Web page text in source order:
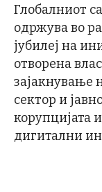
Глобалниот
одржува во
јубилеј на
отворена
зајакнување
сектор и
корупцијата
дигитални